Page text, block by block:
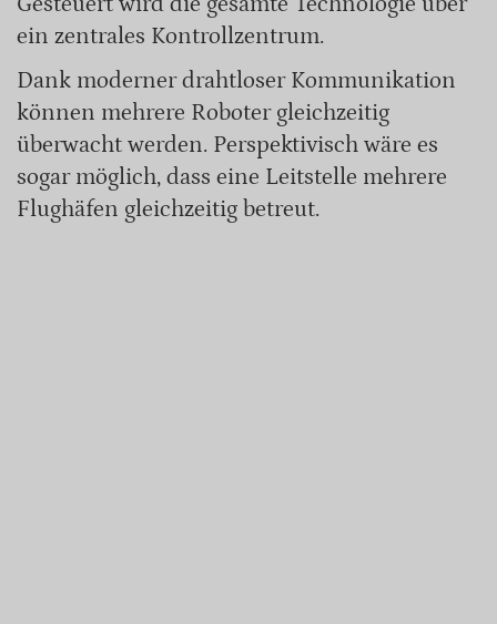
ein zentrales Kontrollzentrum.
Dank moderner drahtloser Kommunikation
können mehrere Roboter gleichzeitig
überwacht werden. Perspektivisch wäre es
sogar möglich, dass eine Leitstelle mehrere
Flughäfen gleichzeitig betreut.